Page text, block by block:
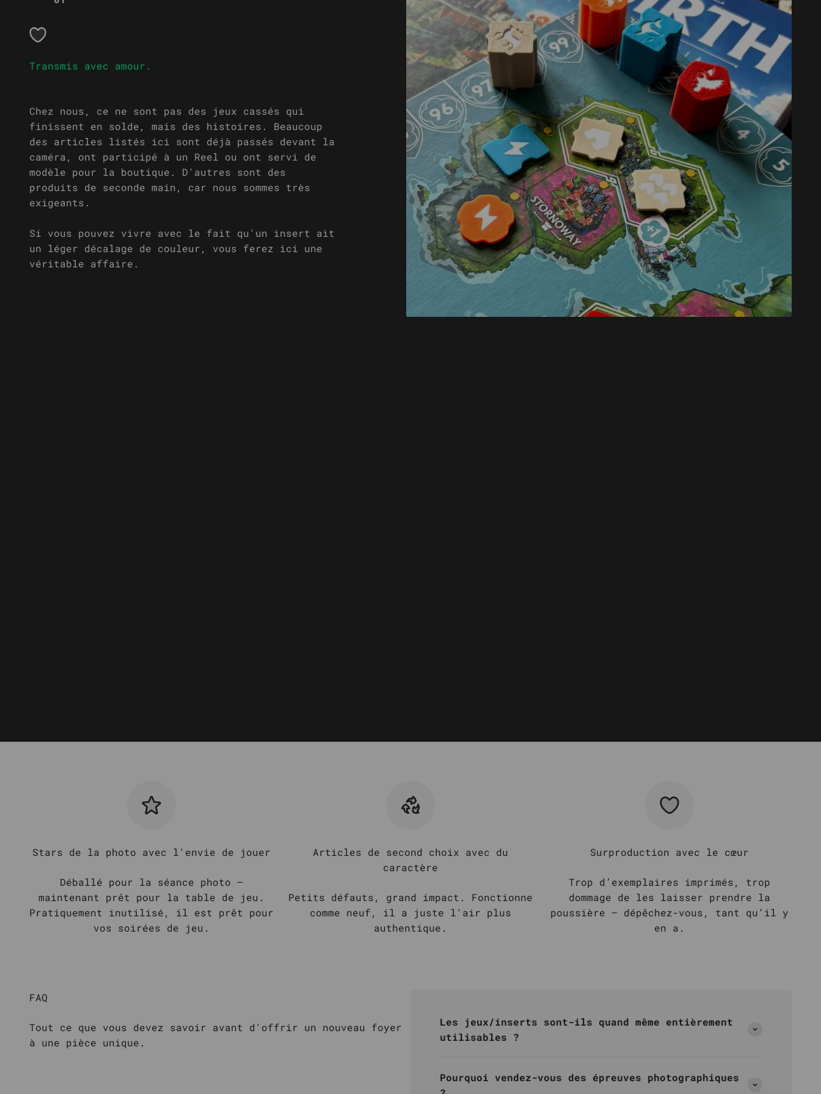
Chez nous, ce ne sont pas des jeux cassés qui
finissent en solde, mais des histoires. Beaucoup
des articles listés ici sont déjà passés devant la
caméra, ont participé à un Reel ou ont servi de
modèle pour la boutique. D'autres sont des
produits de seconde main, car nous sommes très
exigeants.
Si vous pouvez vivre avec le fait qu'un insert ait
un léger décalage de couleur, vous ferez ici une
véritable affaire.
Stars de la photo avec l'envie de jouer
Déballé pour la séance photo –
maintenant prêt pour la table de jeu.
Pratiquement inutilisé, il est prêt pour
vos soirées de jeu.
Articles de second choix avec du
caractère
Petits défauts, grand impact. Fonctionne
comme neuf, il a juste l'air plus
authentique.
Surproduction avec le cœur
Trop d’exemplaires imprimés, trop
dommage de les laisser prendre la
poussière – dépêchez-vous, tant qu’il y
en a.
FAQ
Tout ce que vous devez savoir avant d'offrir un nouveau foyer
à une pièce unique.
Les jeux/inserts sont-ils quand même entièrement
utilisables ?
Pourquoi vendez-vous des épreuves photographiques